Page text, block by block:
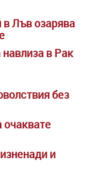
Лъв озарява
в Рак
без
очаквате
и